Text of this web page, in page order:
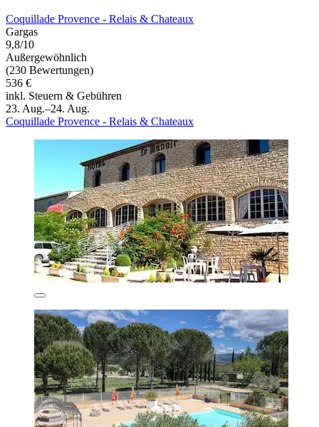
Coquillade Provence - Relais & Chateaux
Gargas
9,8/10
Außergewöhnlich
(230 Bewertungen)
536 €
inkl. Steuern & Gebühren
23. Aug.–24. Aug.
Coquillade Provence - Relais & Chateaux